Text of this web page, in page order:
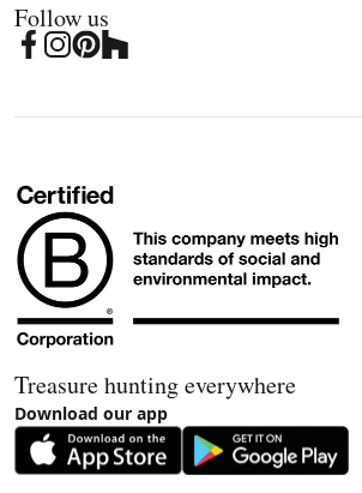
Follow us
Treasure hunting everywhere
Download our app